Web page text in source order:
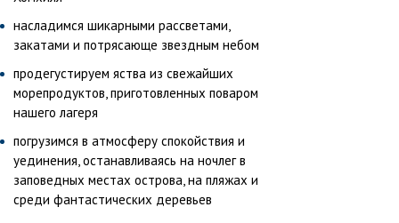
насладимся шикарными рассветами,
закатами и потрясающе звездным небом
продегустируем яства из свежайших
морепродуктов, приготовленных поваром
нашего лагеря
погрузимся в атмосферу спокойствия и
уединения, останавливаясь на ночлег в
заповедных местах острова, на пляжах и
среди фантастических деревьев